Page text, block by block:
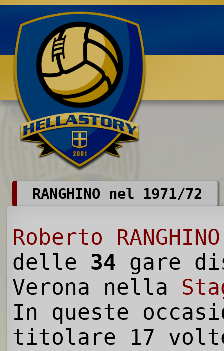
Benvenuti su HELLASTORY.net
RANGHINO nel 1971/72
Roberto RANGHINO
delle 34 gare
Verona nella
In queste
titolare 17